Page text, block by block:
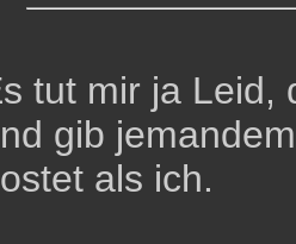
tut mir ja Leid,
gib
als ich.